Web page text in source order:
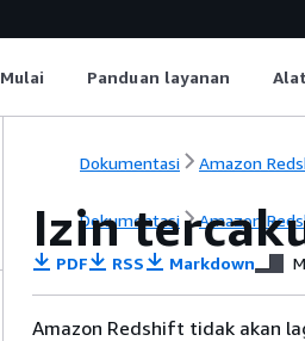
Mulai Panduan layanan
Dokumentasi Amazon
Dokumentasi Amazon
Izin
PDF RSS Markdown
Amazon Redshift tidak akan